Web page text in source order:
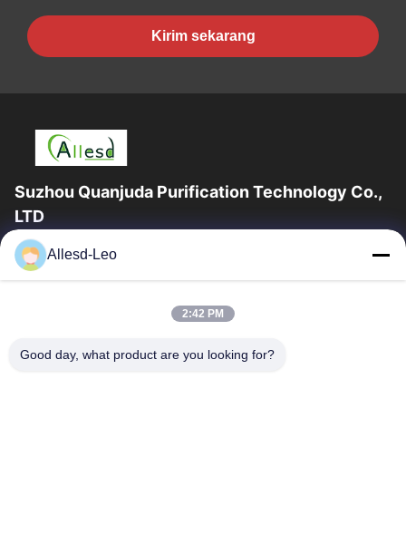
Kirim sekarang
Suzhou Quanjuda Purification Technology Co.,
LTD
Pengalaman 16 tahun, Sebagai produsen dan pengekspor
produk ESD & Cleanroom terkemuka, kami menawarkan jajaran
Rumah
Produk
Allesd-Leo
2:42 PM
Good day, what product are you looking for?